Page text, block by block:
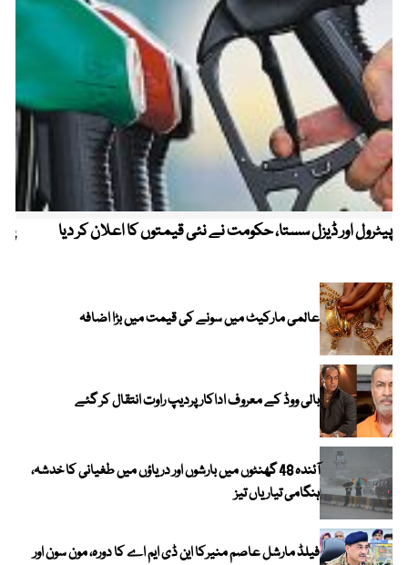
پیٹرول اور ڈیزل سستا، حکومت نے نئی قیمتوں کا اعلان کر دیا
عالمی مارکیٹ میں سونے کی قیمت میں بڑا اضافہ
بالی ووڈ کے معروف اداکار پردیپ راوت انتقال کر گئے
آئندہ 48 گھنٹوں میں بارشوں اور دریاؤں میں طغیانی کا خدشہ،
ہنگامی تیاریاں تیز
فیلڈ مارشل عاصم منیرکا این ڈی ایم اے کا دورہ، مون سون اور